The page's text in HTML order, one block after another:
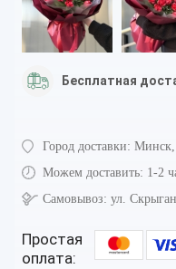
Бесплатная
Город доставки: Минск,
Можем доставить: 1-2
Самовывоз: ул.
Простая
оплата: